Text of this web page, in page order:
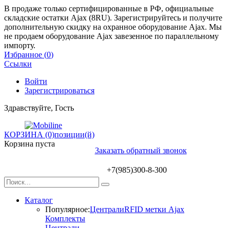
В продаже только сертифицированные в РФ, официальные
складские остатки Ajax (8RU). Зарегистрируйтесь и получите
дополнительную скидку на охранное оборудование Ajax. Мы
не продаем оборудование Ajax завезенное по параллельному
импорту.
Избранное (0)
Ссылки
Войти
Зарегистрироваться
Здравствуйте, Гость
КОРЗИНА (0)позиции(й)
Корзина пуста
Заказать обратный звонок
+7(985)300-8-300
Каталог
Популярное:ЦентралиRFID метки Ajax
Комплекты